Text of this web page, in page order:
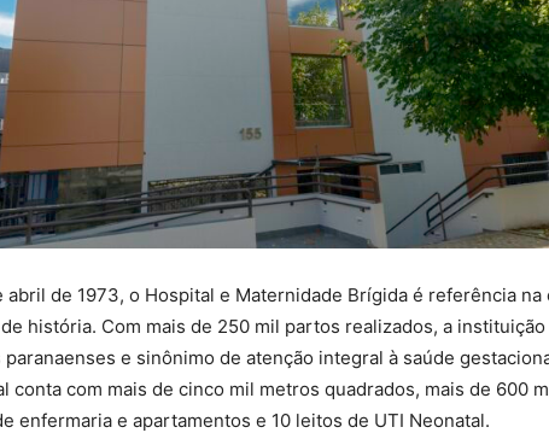
abril de 1973, o Hospital e Maternidade Brígida é referência na
história. Com mais de 250 mil partos realizados, a
e sinônimo de atenção integral à saúde
conta com mais de cinco mil metros quadrados, mais de 600
enfermaria e apartamentos e 10 leitos de UTI Neonatal.